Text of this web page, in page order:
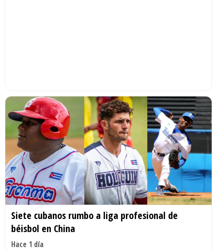
Siete cubanos rumbo a liga profesional de
béisbol en China
Hace 1 día